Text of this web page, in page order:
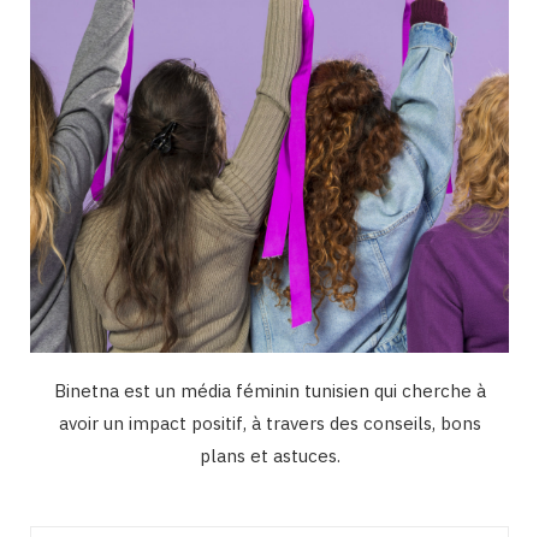
Binetna est un média féminin tunisien qui cherche à
avoir un impact positif, à travers des conseils, bons
plans et astuces.